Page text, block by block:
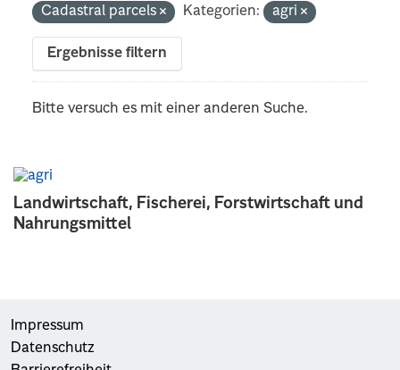
Landwirtschaft, Fischerei, Forstwirtschaft und
Nahrungsmittel
Cadastral parcels
Kategorien: agri
Ergebnisse filtern
Bitte versuch es mit einer anderen Suche.
Impressum
Datenschutz